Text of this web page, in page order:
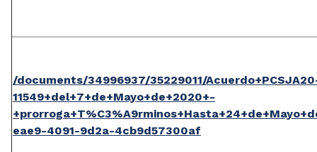
/documents/34996937/35229011/
11549+del+7+de+Mayo+de+2020+-
eae9-4091-9d2a-4cb9d57300af